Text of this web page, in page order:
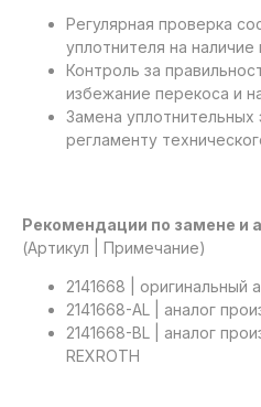
Регулярная проверка
уплотнителя на
Контроль за
избежание перекоса и
Замена уплотнительных
регламенту
Рекомендации по замене и
(Артикул | Примечание)
2141668 | оригинальный
2141668-AL | аналог
2141668-BL | аналог
REXROTH